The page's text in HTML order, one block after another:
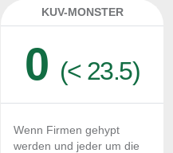
KUV-MONSTER
0 (< 23.5)
Wenn Firmen gehypt
werden und jeder um die